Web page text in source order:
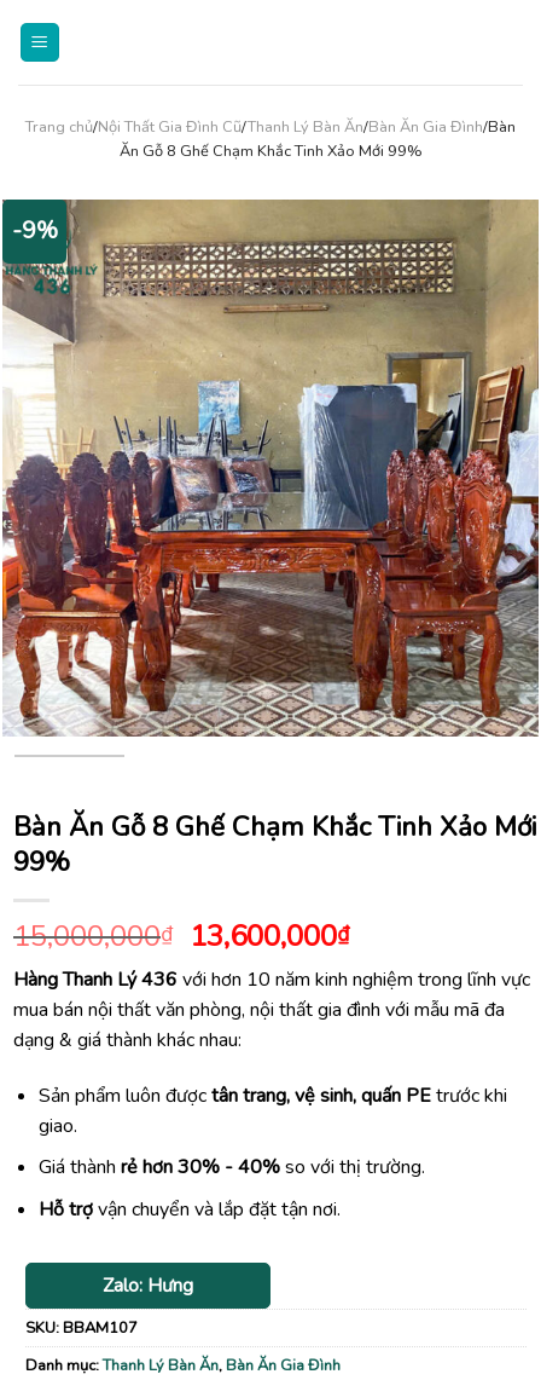
Trang chủ/Nội Thất Gia Đình Cũ/Thanh Lý Bàn Ăn/Bàn Ăn Gia Đình/Bàn
Ăn Gỗ 8 Ghế Chạm Khắc Tinh Xảo Mới 99%
-9%
Bàn Ăn Gỗ 8 Ghế Chạm Khắc Tinh Xảo Mới
99%
15,000,000₫ Giá
gốc
là:
15,000,000₫.
13,600,000₫Giá
hiện
tại
là:
Hàng Thanh Lý 436 với hơn 10 năm kinh nghiệm trong lĩnh vực
mua bán nội thất văn phòng, nội thất gia đình với mẫu mã đa
dạng & giá thành khác nhau:
Sản phẩm luôn đượctân trang, vệ sinh, quấn PEtrước khi
giao.
Giá thành rẻ hơn 30% - 40%so với thị trường.
Hỗ trợvận chuyển và lắp đặt tận nơi.
Zalo: Hưng
SKU:BBAM107
Danh mục:Thanh Lý Bàn Ăn,Bàn Ăn Gia Đình